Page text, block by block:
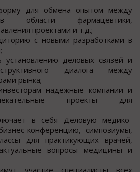
для обмена опытом между
в области фармацевтики,
проектами и т.д.;
с новыми разработками в
деловых связей и
диалога между
рынка;
надежные компании и
проекты для
в себя Деловую медико-
конференцию, симпозиумы,
для практикующих врачей,
вопросы медицины и